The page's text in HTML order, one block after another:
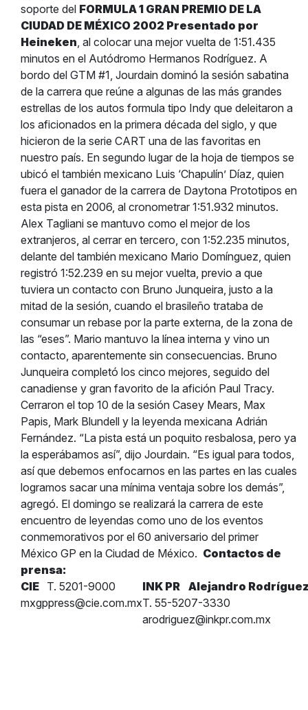
soporte del FORMULA 1 GRAN PREMIO DE LA
CIUDAD DE MÉXICO 2002 Presentado por
Heineken, al colocar una mejor vuelta de 1:51.435
minutos en el Autódromo Hermanos Rodríguez. A
bordo del GTM #1, Jourdain dominó la sesión sabatina
de la carrera que reúne a algunas de las más grandes
estrellas de los autos formula tipo Indy que deleitaron a
los aficionados en la primera década del siglo, y que
hicieron de la serie CART una de las favoritas en
nuestro país. En segundo lugar de la hoja de tiempos se
ubicó el también mexicano Luis ‘Chapulín’ Díaz, quien
fuera el ganador de la carrera de Daytona Prototipos en
esta pista en 2006, al cronometrar 1:51.932 minutos.
Alex Tagliani se mantuvo como el mejor de los
extranjeros, al cerrar en tercero, con 1:52.235 minutos,
delante del también mexicano Mario Domínguez, quien
registró 1:52.239 en su mejor vuelta, previo a que
tuviera un contacto con Bruno Junqueira, justo a la
mitad de la sesión, cuando el brasileño trataba de
consumar un rebase por la parte externa, de la zona de
las “eses”. Mario mantuvo la línea interna y vino un
contacto, aparentemente sin consecuencias. Bruno
Junqueira completó los cinco mejores, seguido del
canadiense y gran favorito de la afición Paul Tracy.
Cerraron el top 10 de la sesión Casey Mears, Max
Papis, Mark Blundell y la leyenda mexicana Adrián
Fernández. “La pista está un poquito resbalosa, pero ya
la esperábamos así”, dijo Jourdain. “Es igual para todos,
así que debemos enfocarnos en las partes en las cuales
logramos sacar una mínima ventaja sobre los demás”,
agregó. El domingo se realizará la carrera de este
encuentro de leyendas como uno de los eventos
conmemorativos por el 60 aniversario del primer
México GP en la Ciudad de México. Contactos de
prensa:
CIE T. 5201-9000
mxgppress@cie.com.mx
INK PR Alejandro
T. 55-5207-3330
arodriguez@inkpr.com.mx